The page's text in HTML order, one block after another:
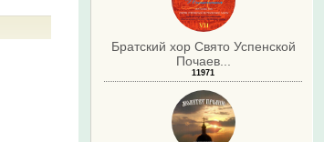
Братский хор Свято Успенской
Почаев...
11971